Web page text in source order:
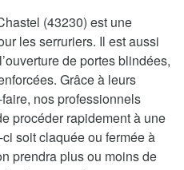
(43230) est une
les serruriers. Il est aussi
de portes blindées,
Grâce à leurs
nos professionnels
procéder rapidement à une
soit claquée ou fermée à
prendra plus ou moins de